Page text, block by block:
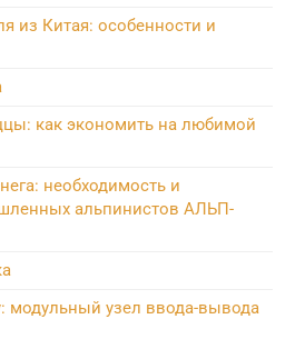
из Китая: особенности и
как экономить на любимой
необходимость и
альпинистов АЛЬП-
модульный узел ввода-вывода